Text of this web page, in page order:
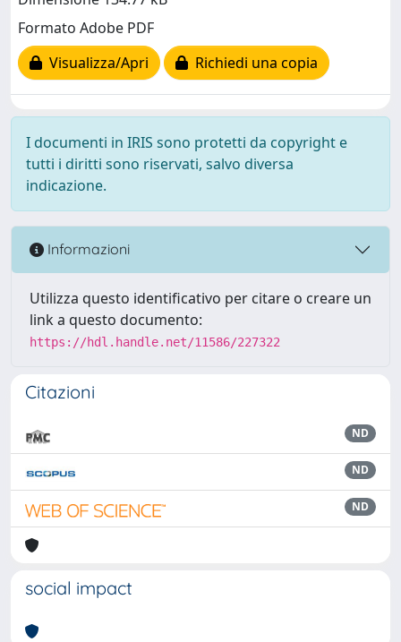
Formato Adobe PDF
Visualizza/Apri
Richiedi una copia
I documenti in IRIS sono protetti da copyright e
tutti i diritti sono riservati, salvo diversa
indicazione.
Informazioni
Utilizza questo identificativo per citare o creare un
link a questo documento:
https://hdl.handle.net/11586/227322
Citazioni
ND
ND
ND
social impact